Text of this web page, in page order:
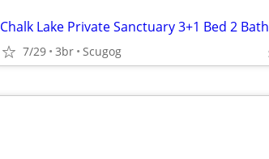
Chalk Lake Private Sanctuary 3+1 Bed 2 Bath
7/29 3br Scugog